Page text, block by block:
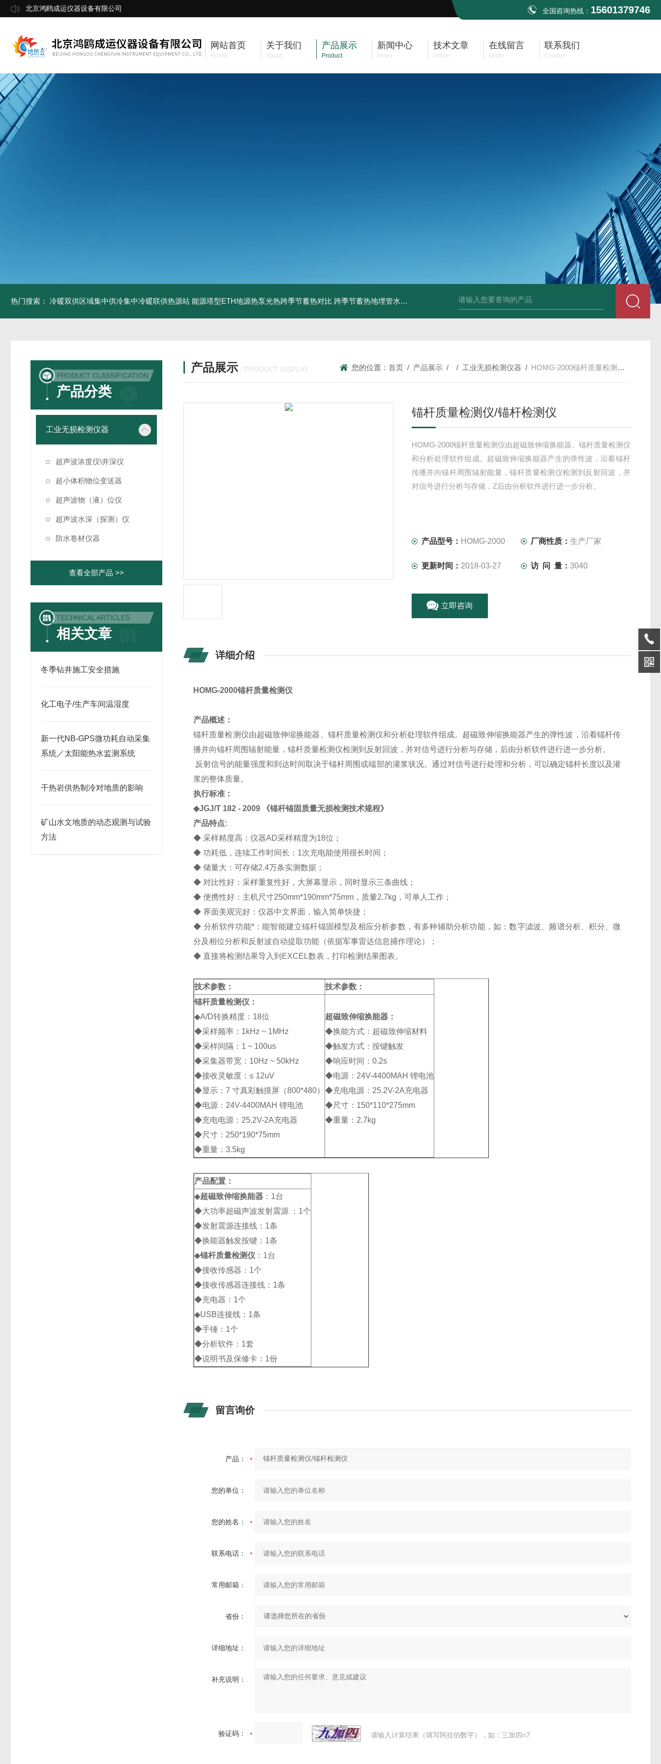
北京鸿鸥成运仪器设备有限公司 全国咨询热线： 15601379746
网站首页
Home
关于我们
About
产品展示
Product
新闻中心
News
技术文章
Article
在线留言
Order
联系我们
Contact
热门搜索： 冷暖双供区域集中供冷集中冷暖联供热源站 能源塔型ETH地源热泵光热跨季节蓄热对比 跨季节蓄热地埋管水池湖面储热技术研究对比 中深浅层地源热泵空调系统运行故障诊断修复 冷暖双
PRODUCT CLASSIFICATION
产品分类
工业无损检测仪器
超声波浓度仪\井深仪
超小体积物位变送器
超声波物（液）位仪
超声波水深（探测）仪
防水卷材仪器
查看全部产品 >>
TECHNICAL ARTICLES
相关文章
冬季钻井施工安全措施
化工电子/生产车间温湿度
新一代NB-GPS微功耗自动采集
系统／太阳能热水监测系统
干热岩供热制冷对地质的影响
矿山水文地质的动态观测与试验
方法
产品展示 / PRODUCT DISPLAY 您的位置：首页 / 产品展示 / / 工业无损检测仪器 / HOMG-2000锚杆质量检测仪/锚杆检测仪
锚杆质量检测仪/锚杆检测仪
HOMG-2000锚杆质量检测仪由超磁致伸缩换能器、锚杆质量检测仪
和分析处理软件组成。超磁致伸缩换能器产生的弹性波，沿着锚杆
传播并向锚杆周围辐射能量，锚杆质量检测仪检测到反射回波，并
对信号进行分析与存储，Z后由分析软件进行进一步分析。
产品型号： HOMG-2000 厂商性质：生产厂家
更新时间： 2018-03-27 访 问 量：3040
立即咨询
详细介绍
HOMG-2000锚杆质量检测仪
产品概述：
锚杆质量检测仪由超磁致伸缩换能器、锚杆质量检测仪和分析处理软件组成。超磁致伸缩换能器产生的弹性波，沿着锚杆传
播并向锚杆周围辐射能量，锚杆质量检测仪检测到反射回波，并对信号进行分析与存储，后由分析软件进行进一步分析。
反射信号的能量强度和到达时间取决于锚杆周围或端部的灌浆状况。通过对信号进行处理和分析，可以确定锚杆长度以及灌
浆的整体质量。
执行标准：
◆JGJ/T 182 - 2009 《锚杆锚固质量无损检测技术规程》
产品特点:
◆ 采样精度高：仪器AD采样精度为18位；
◆ 功耗低，连续工作时间长：1次充电能使用很长时间；
◆ 储量大：可存储2.4万条实测数据；
◆ 对比性好：采样重复性好，大屏幕显示，同时显示三条曲线；
◆ 便携性好：主机尺寸250mm*190mm*75mm，质量2.7kg，可单人工作；
◆ 界面美观完好：仪器中文界面，输入简单快捷；
◆ 分析软件功能*：能智能建立锚杆锚固模型及相应分析参数，有多种辅助分析功能，如：数字滤波、频谱分析、积分、微
分及相位分析和反射波自动提取功能（依据军事雷达信息捕作理论）；
◆ 直接将检测结果导入到EXCEL数表，打印检测结果图表。
技术参数：
技术参数：
锚杆质量检测仪：
◆A/D转换精度：18位
◆采样频率：1kHz ~ 1MHz
◆采样间隔：1 ~ 100us
◆采集器带宽：10Hz ~ 50kHz
◆接收灵敏度：≤ 12uV
◆显示：7 寸真彩触摸屏（800*480）
◆电源：24V-4400MAH 锂电池
◆充电电源：25.2V-2A充电器
◆尺寸：250*190*75mm
◆重量：3.5kg
超磁致伸缩换能器：
◆换能方式：超磁致伸缩材料
◆触发方式：按键触发
◆响应时间：0.2s
◆电源：24V-4400MAH 锂电池
◆充电电源：25.2V-2A充电器
◆尺寸：150*110*275mm
◆重量：2.7kg
产品配置：
◆超磁致伸缩换能器 ：1台
◆大功率超磁声波发射震源 ：1个
◆发射震源连接线：1条
◆换能器触发按键：1条
◆锚杆质量检测仪 ：1台
◆接收传感器：1个
◆接收传感器连接线：1条
◆充电器：1个
◆USB连接线：1条
◆手锤：1个
◆分析软件：1套
◆说明书及保修卡：1份
留言询价
产品：
您的单位：
您的姓名：
联系电话：
常用邮箱：
省份：
详细地址：
补充说明：
验证码： 请输入计算结果（填写阿拉伯数字），如：三加四=7